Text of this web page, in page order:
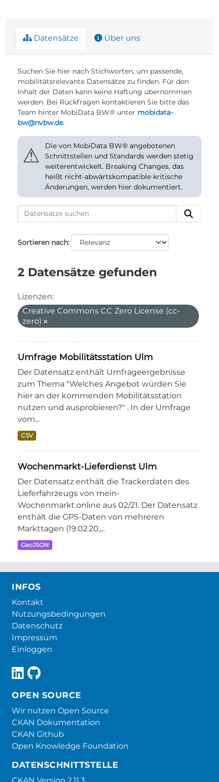
Datensätze Über uns
Suchen Sie hier nach Stichworten, um passende,
mobilitätsrelevante Datensätze zu finden. Für den
Inhalt der Daten kann keine Haftung übernommen
werden. Bei Rückfragen kontaktieren Sie bitte das
Team hinter MobiData BW® unter mobidata-
bw@nvbw.de.
⚠
Die von MobiData BW® angebotenen
Schnittstellen und Standards werden stetig
weiterentwickelt. Breaking Changes, das
heißt nicht-abwärtskompatible kritische
Änderungen, werden hier dokumentiert.
Sortieren nach
2 Datensätze gefunden
Lizenzen:
Creative Commons CC Zero License (cc-
zero)
Umfrage Mobilitätsstation Ulm
Der Datensatz enthält Umfrageergebnisse
zum Thema "Welches Angebot würden Sie
hier an der kommenden Mobilitätsstation
nutzen und ausprobieren?" . In der Umfrage
vom...
CSV
Wochenmarkt-Lieferdienst Ulm
Der Datensatz enthält die Trackerdaten des
Lieferfahrzeugs von mein-
Wochenmarkt.online aus 02/21. Der Datensatz
enthält die GPS-Daten von mehreren
Markttagen (19.02.20,...
GeoJSON
INFOS
Kontakt
Nutzungsbedingungen
Datenschutz
Impressum
Einloggen
OPEN SOURCE
Wir nutzen Open Source
CKAN Dokumentation
CKAN Github
Open Knowledge Foundation
DATENSCHNITTSTELLE